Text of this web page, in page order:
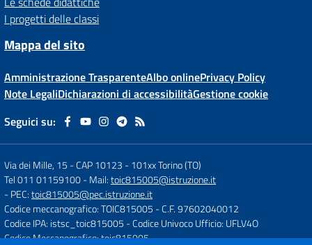
I progetti delle classi
Mappa del sito
Amministrazione TrasparenteAlbo onlinePrivacy Policy
Note LegaliDichiarazioni di accessibilitàGestione cookie
Seguici su:
Via dei Mille, 15 - CAP 10123 -101xx Torino (TO)
Tel 011 01159100- Mail:toic815005@istruzione.it
- PEC:toic815005@pec.istruzione.it
Codice meccanografico: TOIC815005 - C.F. 97602040012
Codice IPA: istsc_toic815005 - Codice Univoco Ufficio: UFLV4O
Codice Meccanografico: toic815005